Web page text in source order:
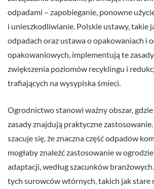
odpadami – zapobieganie, ponowne
i unieszkodliwianie. Polskie ustawy, takie
odpadach oraz ustawa o opakowaniach i
opakowaniowych, implementują te
zwiększenia poziomów recyklingu i
trafiających na wysypiska śmieci.
Ogrodnictwo stanowi ważny obszar,
zasady znajdują praktyczne zastosowanie.
szacuje się, że znaczna część odpadów
mogłaby znaleźć zastosowanie w
adaptacji, według szacunków
tych surowców wtórnych, takich jak stare